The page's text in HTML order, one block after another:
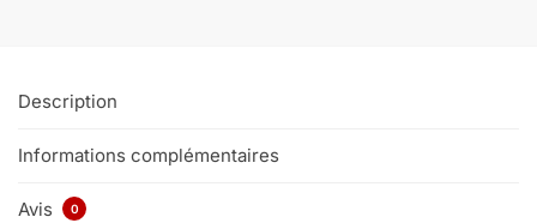
Description
Informations complémentaires
Avis 0